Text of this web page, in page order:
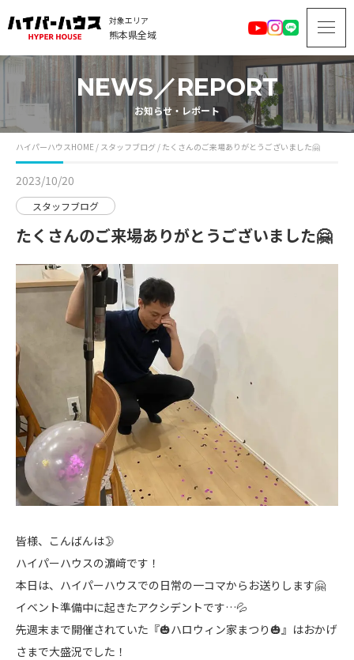
対象エリア
熊本県全域
NEWS／REPORT
お知らせ・レポート
ハイパーハウスHOME / スタッフブログ / たくさんのご来場ありがとうございました🤗
2023/10/20
スタッフブログ
たくさんのご来場ありがとうございました🤗
皆様、こんばんは🌛
ハイパーハウスの濵﨑です！
本日は、ハイパーハウスでの日常の一コマからお送りします🤗
イベント準備中に起きたアクシデントです…💦
先週末まで開催されていた『🎃ハロウィン家まつり🎃』はおかげ
さまで大盛況でした！